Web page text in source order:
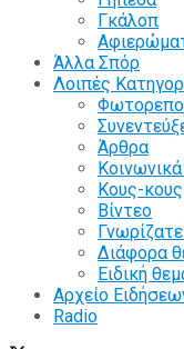
Γκάλοπ
Άλλα Σπόρ
Λοιπές
Άρθρα
Κους-κους
Βίντεο
Διάφορα
Ειδική
Αρχείο
Radio